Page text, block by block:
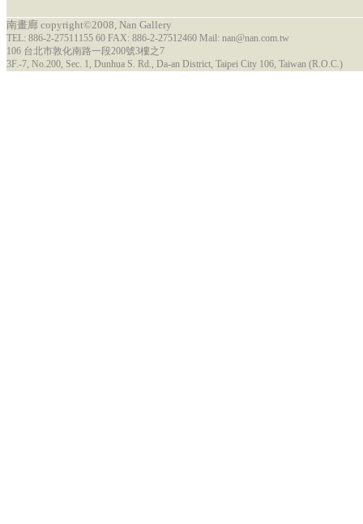
南畫廊 copyright©2008, Nan Gallery
TEL: 886-2-27511155 60 FAX: 886-2-27512460 Mail: nan@nan.com.tw
106 台北市敦化南路一段200號3樓之7
3F.-7, No.200, Sec. 1, Dunhua S. Rd., Da-an District, Taipei City 106, Taiwan (R.O.C.)